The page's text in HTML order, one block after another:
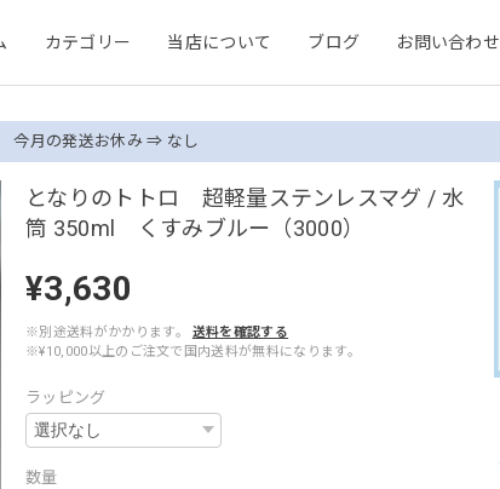
カテゴリー 当店について ブログ お問い合わせ
今月の発送お休み ⇒ なし
となりのトトロ 超軽量ステンレスマグ / 水
筒 350ml くすみブルー（3000）
¥3,630
※別途送料がかかります。
送料を確認する
※¥10,000以上のご注文で国内送料が無料になります。
ラッピング
数量